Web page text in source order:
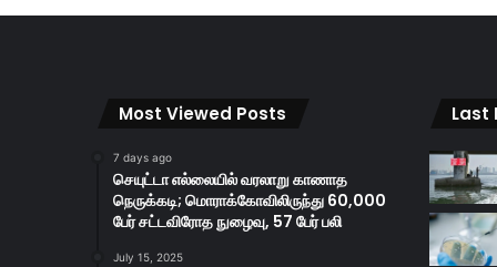
Most Viewed Posts
7 days ago
செயுட்டா எல்லையில் வரலாறு காணாத
நெருக்கடி; மொராக்கோவிலிருந்து 60,000
பேர் சட்டவிரோத நுழைவு, 57 பேர் பலி
July 15, 2025
Last